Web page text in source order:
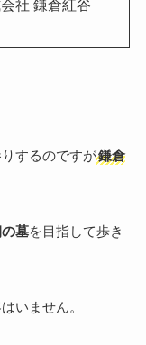
社 鎌倉紅谷
するのですが鎌倉
墓を目指して歩き
いません。